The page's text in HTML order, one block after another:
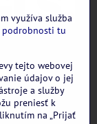
využíva služba
podrobnosti tu
tejto webovej
údajov o jej
a služby
preniesť k
na „Prijať